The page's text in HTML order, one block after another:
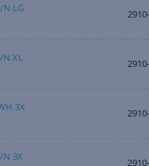
N LG
N XL
3X
N 3X